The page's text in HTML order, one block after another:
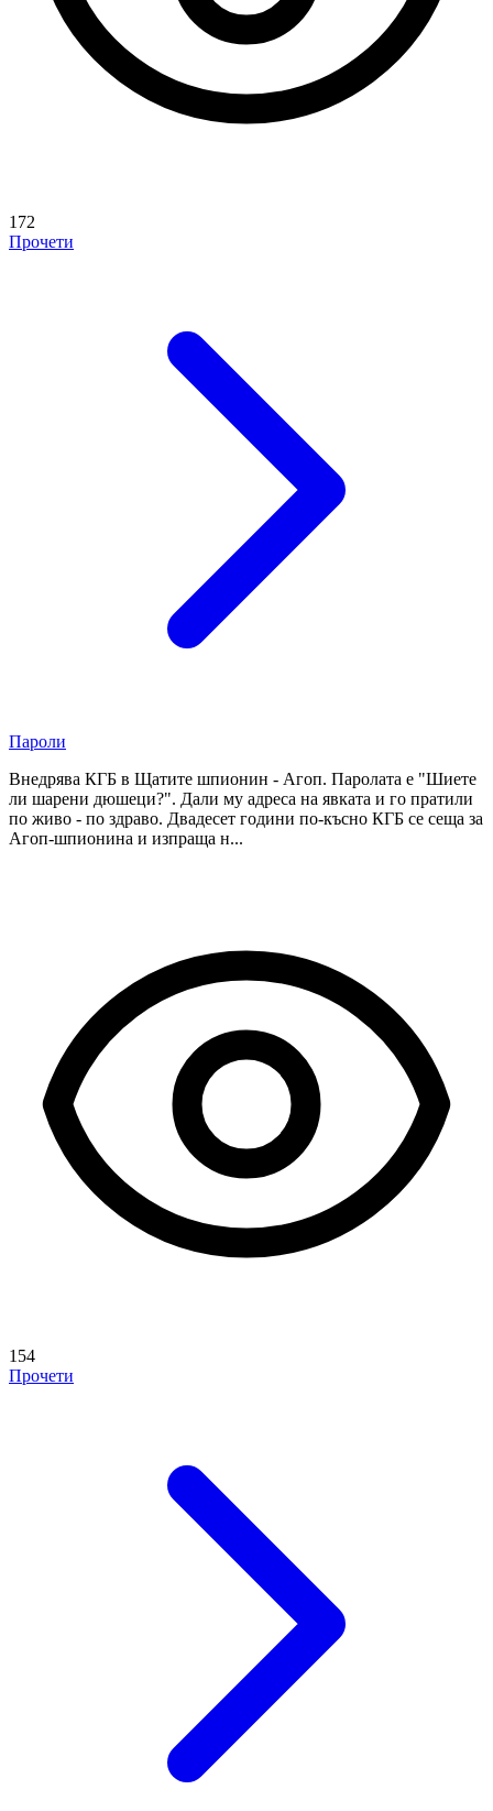
172
Прочети
Пароли
Внедрява КГБ в Щатите шпионин - Агоп. Паролата е "Шиете
ли шарени дюшеци?". Дали му адреса на явката и го пратили
по живо - по здраво. Двадесет години по-късно КГБ се сеща за
Агоп-шпионина и изпраща н...
154
Прочети